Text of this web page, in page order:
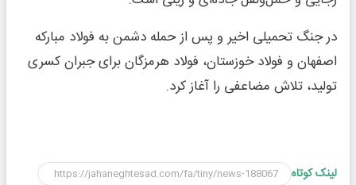
در جنگ تحمیلی اخیر و پس از حمله دشمن به فولاد مبارکه
اصفهان و فولاد خوزستان، فولاد هرمزگان برای جبران کسری
تولید، تلاش مضاعفی را آغاز کرد.
لینک کوتاه